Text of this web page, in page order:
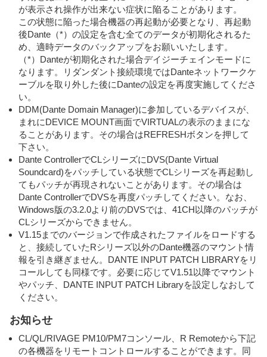
が表示され操作が出来ない症状に陥ることがあります。
この状態に陥った場合機器の再起動が必要となり、再起動
後Dante（*）の設定を含む全てのデータが初期化されるた
め、適時データのバックアップをお願いいたします。
（*）Danteが初期化された場合デイジーチェインモードに
なります。リダンダント接続環境ではDanteネットワークケ
ーブルを取り外した後にDanteの設定を再度実施してくださ
い。
DDM(Dante Domain Manager)に参加しているデバイスが、
まれにDEVICE MOUNT画面でVIRTUALの表示のままにな
ることがあります。その場合はREFRESHボタンを押して
下さい。
Dante ControllerでCLシリーズにDVS(Dante Virtual
Soundcard)をパッチしている状態でCLシリーズを再起動し
てもパッチが再現されないことがあります。その場合は
Dante ControllerでDVSを再度パッチしてください。なお、
Windows版の3.2.0より前のDVSでは、41CH以降のパッチが
CLシリーズからできません。
V1.15までのバージョンで作成されたファイルをロードする
と、接続していたRシリーズ以外のDante機器のマウント情
報を引き継ぎません。DANTE INPUT PATCH LIBRARYをリ
コールしても同様です。必要に応じてV1.51以降でマウント
やパッチ、DANTE INPUT PATCH Libraryを設定しなおして
ください。
お知らせ
CL/QL/RIVAGE PM10/PM7コンソール、R Remoteから下記
の各機器をリモートコントロールすることができます。同